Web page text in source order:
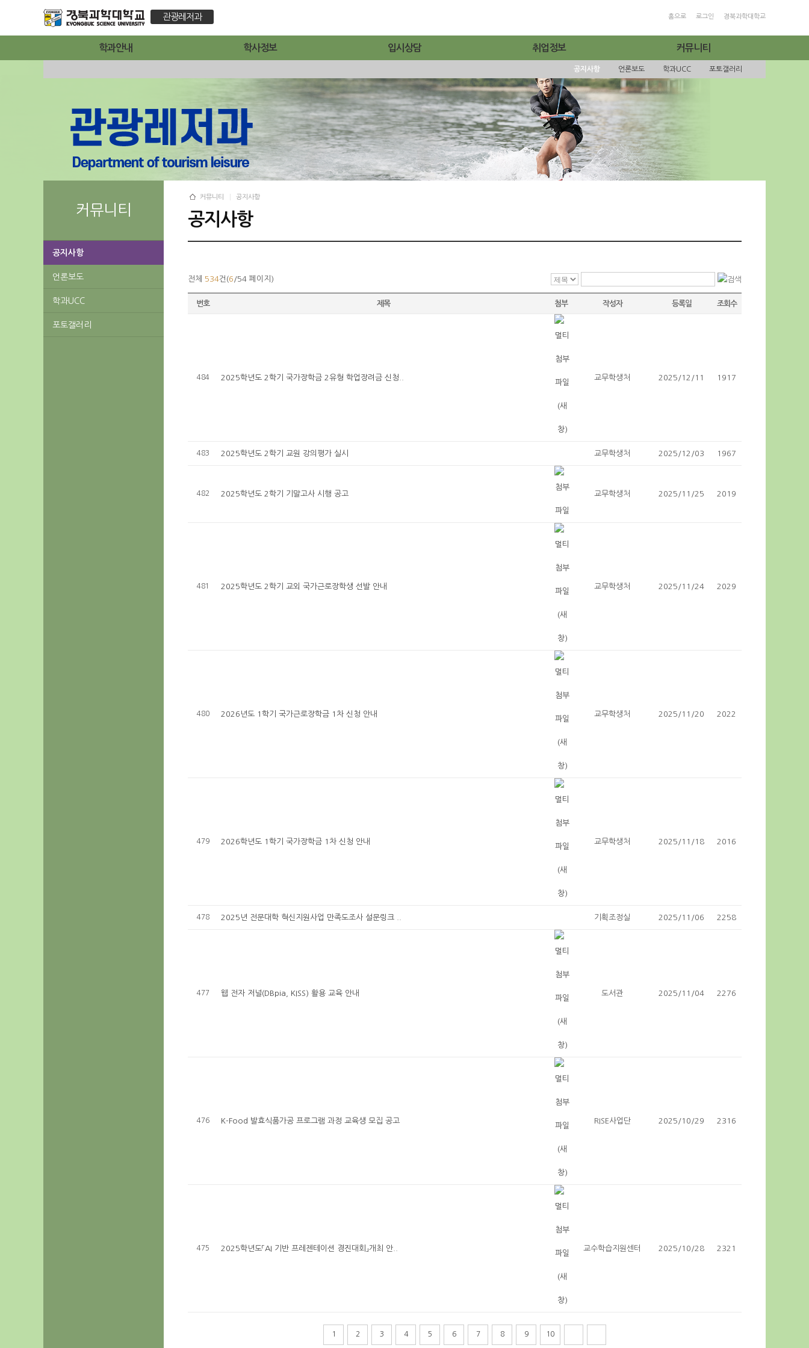
관광레저과 홈으로 로그인 경북과학대학교
학과안내 학사정보 입시상담 취업정보 커뮤니티
공지사항 언론보도 학과UCC 포토갤러리
커뮤니티
공지사항
언론보도
학과UCC
포토갤러리
커뮤니티 공지사항
공지사항
전체 534건(6 /54 페이지)
번호 제목 첨부 작성자 등록일 조회수
484 2025학년도 2학기 국가장학금 2유형 학업장려금 신청.. 교무학생처 2025/12/11 1917
483 2025학년도 2학기 교원 강의평가 실시 교무학생처 2025/12/03 1967
482 2025학년도 2학기 기말고사 시행 공고 교무학생처 2025/11/25 2019
481 2025학년도 2학기 교외 국가근로장학생 선발 안내 교무학생처 2025/11/24 2029
480 2026년도 1학기 국가근로장학금 1차 신청 안내 교무학생처 2025/11/20 2022
479 2026학년도 1학기 국가장학금 1차 신청 안내 교무학생처 2025/11/18 2016
478 2025년 전문대학 혁신지원사업 만족도조사 설문링크 .. 기획조정실 2025/11/06 2258
477 웹 전자 저널(DBpia, KISS) 활용 교육 안내 도서관 2025/11/04 2276
476 K-Food 발효식품가공 프로그램 과정 교육생 모집 공고 RISE사업단 2025/10/29 2316
475 2025학년도「AI 기반 프레젠테이션 경진대회」개최 안.. 교수학습지원센터 2025/10/28 2321
1 2 3 4 5 6 7 8 9 10